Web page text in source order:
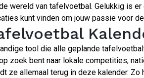
wereld van tafelvoetbal. Gelukkig is
kunt vinden om jouw passie voor
tool die alle geplande
zoek bent naar lokale competities,
ze allemaal terug in deze kalender.